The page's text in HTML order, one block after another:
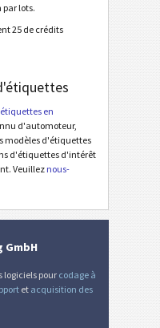
par lots.
25 de crédits
en
d'automoteur,
modèles d'étiquettes
d'étiquettes d'intérêt
Veuilleznous-
GmbH
logiciels pourcodage à
et acquisition des